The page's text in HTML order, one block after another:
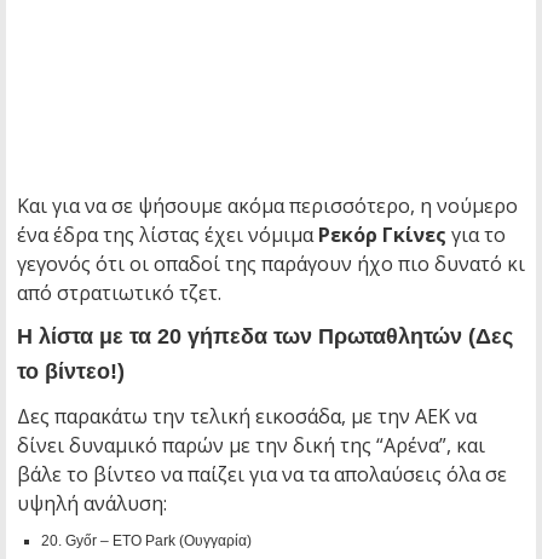
Και για να σε ψήσουμε ακόμα περισσότερο, η νούμερο
ένα έδρα της λίστας έχει νόμιμαΡεκόρ Γκίνες για το
γεγονός ότι οι οπαδοί της παράγουν ήχο πιο δυνατό κι
από στρατιωτικό τζετ.
Η λίστα με τα 20 γήπεδα των Πρωταθλητών (Δες
το βίντεο!)
Δες παρακάτω την τελική εικοσάδα, με την ΑΕΚ να
δίνει δυναμικό παρών με την δική της “Αρένα”, και
βάλε το βίντεο να παίζει για να τα απολαύσεις όλα σε
υψηλή ανάλυση:
20. Győr – ETO Park (Ουγγαρία)